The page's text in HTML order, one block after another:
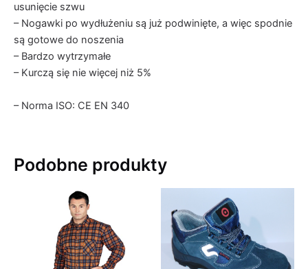
usunięcie szwu
– Nogawki po wydłużeniu są już podwinięte, a więc spodnie
są gotowe do noszenia
– Bardzo wytrzymałe
– Kurczą się nie więcej niż 5%
– Norma ISO: CE EN 340
Podobne produkty
wiele